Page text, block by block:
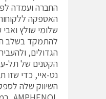
החברה ועמדה
האספקה
שלומי שולץ
להתמקד בשלב
הגדולים,
הקטנים של תל-
נט-איי, כדי
השיווק שלה